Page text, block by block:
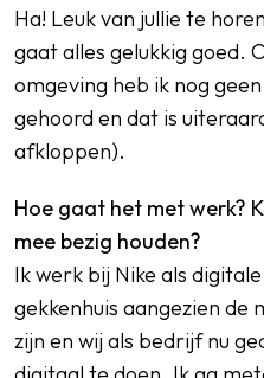
Ha! Leuk van jullie te
gaat alles gelukkig goed.
omgeving heb ik nog
gehoord en dat is
afkloppen).
Hoe gaat het met werk?
mee bezig houden?
Ik werk bij Nike als
gekkenhuis aangezien de
zijn en wij als bedrijf nu